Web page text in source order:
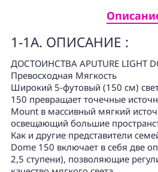
Контакты
1-1A. ОПИСАНИЕ :
ДОСТОИНСТВА APUTURE LIGHT
Превосходная Мягкость
Широкий 5-футовый (150 см)
150 превращает точечные
Mount в массивный мягкий
освещающий большие
Как и другие представители
Dome 150 включает в себя две
2,5 ступени), позволяющие